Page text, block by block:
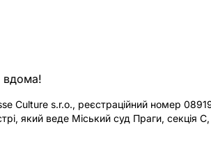
вдома!
Culture s.r.o., реєстраційний номер
який веде Міський суд Праги, секція